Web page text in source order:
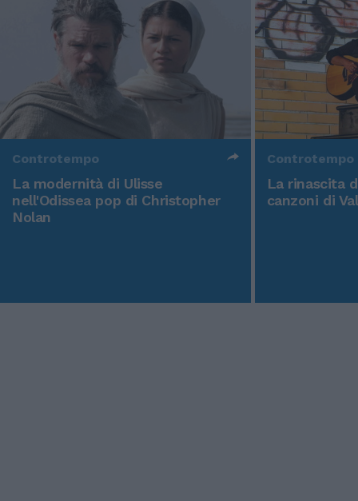
Controtempo
La modernità di Ulisse
nell'Odissea pop di Christopher
Nolan
Controtempo
La rinascita
canzoni di